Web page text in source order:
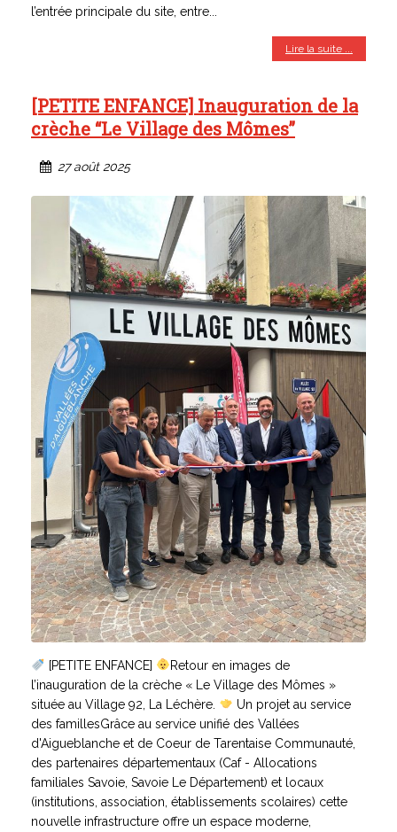
l’entrée principale du site, entre...
Lire la suite ...
[PETITE ENFANCE] Inauguration de la
crèche “Le Village des Mômes”
27 août 2025
[PETITE ENFANCE]
Retour en images de
l’inauguration de la crèche « Le Village des Mômes »
située au Village 92, La Léchère.
Un projet au service
des famillesGrâce au service unifié des Vallées
d'Aigueblanche et de Coeur de Tarentaise Communauté,
des partenaires départementaux (Caf - Allocations
familiales Savoie, Savoie Le Département) et locaux
(institutions, association, établissements scolaires) cette
nouvelle infrastructure offre un espace moderne,